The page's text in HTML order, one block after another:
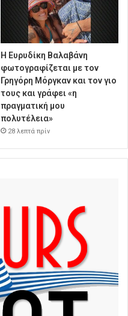
Η Ευρυδίκη Βαλαβάνη
φωτογραφίζεται με τον
Γρηγόρη Μόργκαν και τον γιο
τους και γράφει «η
πραγματική μου
πολυτέλεια»
28 λεπτά πρίν